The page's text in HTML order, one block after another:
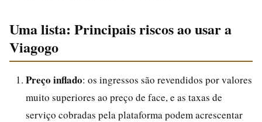
Uma lista: Principais riscos ao usar a
Viagogo
Preço inflado: os ingressos são revendidos por valores
muito superiores ao preço de face, e as taxas de
serviço cobradas pela plataforma podem acrescentar